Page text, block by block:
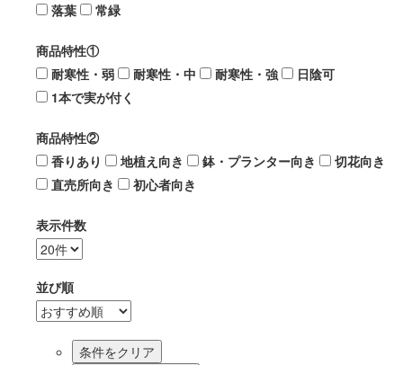
落葉
常緑
商品特性①
耐寒性・弱
耐寒性・中 耐寒性・強
日陰可
1本で実が付く
商品特性②
香りあり
地植え向き 鉢・プランター向き
切花向き
直売所向き
初心者向き
表示件数
並び順